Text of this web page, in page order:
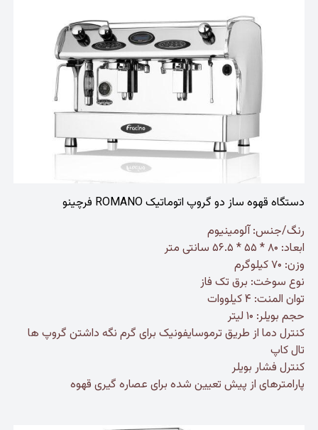
دستگاه قهوه ساز دو گروپ اتوماتیک ROMANO فرچینو
رنگ/جنس: آلومینیوم
ابعاد: ۸۰ * ۵۵ * ۵۶.۵ سانتی متر
وزن: ۷۰ کیلوگرم
نوع سوخت: برق تک فاز
توان المنت: ۴ کیلووات
حجم بویلر: ۱۰ لیتر
کنترل دما از طریق ترموسایفونیک برای گرم نگه داشتن گروپ ها
تال کاپ
کنترل فشار بویلر
پارامترهای از پیش تعیین شده برای عصاره گیری قهوه